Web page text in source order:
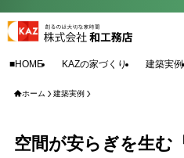
■HOME KAZの家づくり 建築実例
ホーム 建築実例
空間が安らぎを生む